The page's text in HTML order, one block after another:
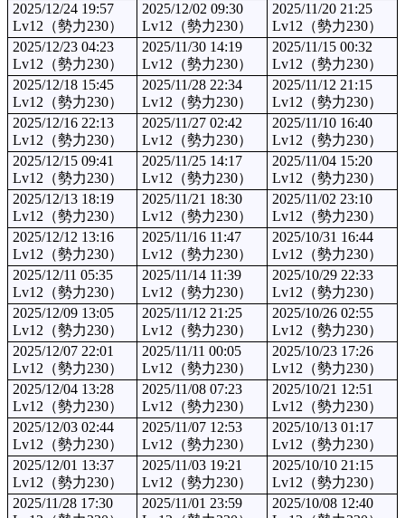
2025/12/24 19:57
Lv12（勢力230）
2025/12/02 09:30
Lv12（勢力230）
2025/11/20 21:25
Lv12（勢力230）
2025/12/23 04:23
Lv12（勢力230）
2025/11/30 14:19
Lv12（勢力230）
2025/11/15 00:32
Lv12（勢力230）
2025/12/18 15:45
Lv12（勢力230）
2025/11/28 22:34
Lv12（勢力230）
2025/11/12 21:15
Lv12（勢力230）
2025/12/16 22:13
Lv12（勢力230）
2025/11/27 02:42
Lv12（勢力230）
2025/11/10 16:40
Lv12（勢力230）
2025/12/15 09:41
Lv12（勢力230）
2025/11/25 14:17
Lv12（勢力230）
2025/11/04 15:20
Lv12（勢力230）
2025/12/13 18:19
Lv12（勢力230）
2025/11/21 18:30
Lv12（勢力230）
2025/11/02 23:10
Lv12（勢力230）
2025/12/12 13:16
Lv12（勢力230）
2025/11/16 11:47
Lv12（勢力230）
2025/10/31 16:44
Lv12（勢力230）
2025/12/11 05:35
Lv12（勢力230）
2025/11/14 11:39
Lv12（勢力230）
2025/10/29 22:33
Lv12（勢力230）
2025/12/09 13:05
Lv12（勢力230）
2025/11/12 21:25
Lv12（勢力230）
2025/10/26 02:55
Lv12（勢力230）
2025/12/07 22:01
Lv12（勢力230）
2025/11/11 00:05
Lv12（勢力230）
2025/10/23 17:26
Lv12（勢力230）
2025/12/04 13:28
Lv12（勢力230）
2025/11/08 07:23
Lv12（勢力230）
2025/10/21 12:51
Lv12（勢力230）
2025/12/03 02:44
Lv12（勢力230）
2025/11/07 12:53
Lv12（勢力230）
2025/10/13 01:17
Lv12（勢力230）
2025/12/01 13:37
Lv12（勢力230）
2025/11/03 19:21
Lv12（勢力230）
2025/10/10 21:15
Lv12（勢力230）
2025/11/28 17:30
2025/11/01 23:59
2025/10/08 12:40